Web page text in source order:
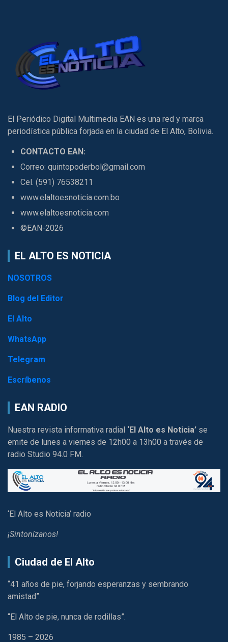
El Periódico Digital Multimedia EAN es una red y marca
periodística pública forjada en la ciudad de El Alto, Bolivia.
CONTACTO EAN:
Correo: quintopoderbol@gmail.com
Cel. (591) 76538211
www.elaltoesnoticia.com.bo
www.elaltoesnoticia.com
©EAN-2026
EL ALTO ES NOTICIA
NOSOTROS
Blog del Editor
El Alto
WhatsApp
Telegram
Escríbenos
EAN RADIO
Nuestra revista informativa radial ‘El Alto es Noticia’ se
emite de lunes a viernes de 12h00 a 13h00 a través de
radio Studio 94.0 FM.
‘El Alto es Noticia’ radio
¡Sintonízanos!
Ciudad de El Alto
“41 años de pie, forjando esperanzas y sembrando
amistad”.
“El Alto de pie, nunca de rodillas”.
1985 – 2026